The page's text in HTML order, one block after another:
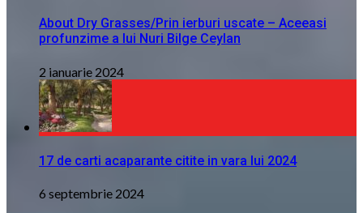
About Dry Grasses/Prin ierburi uscate – Aceeasi
profunzime a lui Nuri Bilge Ceylan
2 ianuarie 2024
17 de carti acaparante citite in vara lui 2024
6 septembrie 2024